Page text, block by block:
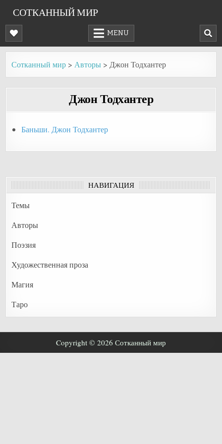
content
СОТКАННЫЙ МИР
MENU
Сотканный мир > Авторы > Джон Тодхантер
Джон Тодхантер
Баньши. Джон Тодхантер
НАВИГАЦИЯ
Темы
Авторы
Поэзия
Художественная проза
Магия
Таро
Copyright © 2026 Сотканный мир